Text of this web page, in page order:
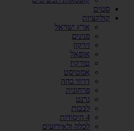
סטים
קולקציות
ארץ ישראל
פנינים
זירקון
אופאל
טורקיז
אמטיסט
דרוזי כהה
פרחונית
גרנט
לבבות
4 היסודות
לכלה ולאירועים